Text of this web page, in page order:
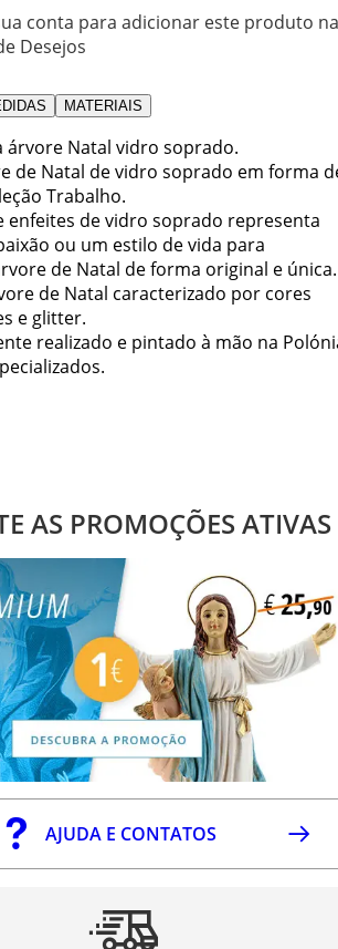
conta para adicionar este produto na
Desejos
MATERIAIS
árvore Natal vidro soprado.
de Natal de vidro soprado em forma
Trabalho.
enfeites de vidro soprado representa
ou um estilo de vida para
de Natal de forma original e única.
de Natal caracterizado por cores
e glitter.
realizado e pintado à mão na
AS PROMOÇÕES ATIVAS
AJUDA E CONTATOS